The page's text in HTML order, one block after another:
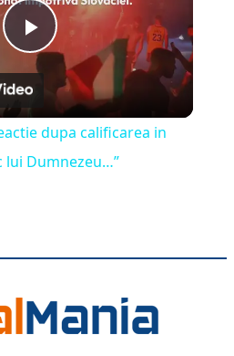
Play
Video
dupa calificarea in
lui Dumnezeu…”